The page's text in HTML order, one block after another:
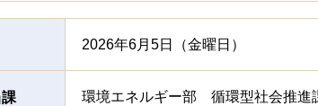
2026年6月5日（金曜日）
環境エネルギー部 循環型社会推進